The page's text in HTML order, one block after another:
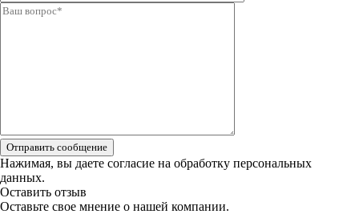
Отправить сообщение
Нажимая, вы даете согласие на обработку персональных
данных.
Оставить отзыв
Оставьте свое мнение о нашей компании.